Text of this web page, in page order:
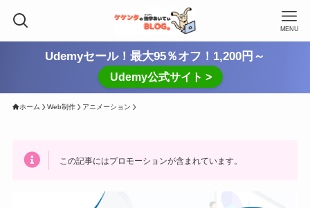
MENU
Udemyセール！最大95％オフ！1,200円～
Udemy公式サイト >
ホーム Web制作 アニメーション
この記事にはプロモーションが含まれています。